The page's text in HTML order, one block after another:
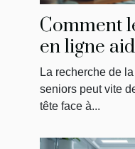
Comment
en ligne
meilleure
seniors
La recherche de
seniors peut vite
tête face à...